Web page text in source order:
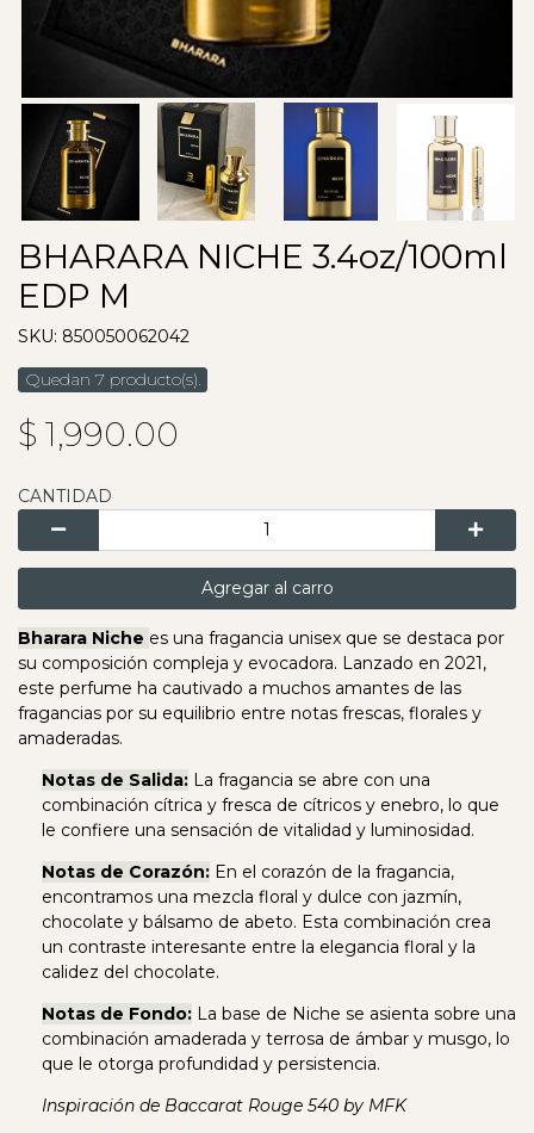
BHARARA NICHE 3.4oz/100ml
EDP M
SKU: 850050062042
Quedan 7 producto(s).
$ 1,990.00
CANTIDAD
Agregar al carro
Bharara Niche es una fragancia unisex que se destaca por
su composición compleja y evocadora. Lanzado en 2021,
este perfume ha cautivado a muchos amantes de las
fragancias por su equilibrio entre notas frescas, florales y
amaderadas.
Notas de Salida: La fragancia se abre con una
combinación cítrica y fresca de cítricos y enebro, lo que
le confiere una sensación de vitalidad y luminosidad.
Notas de Corazón: En el corazón de la fragancia,
encontramos una mezcla floral y dulce con jazmín,
chocolate y bálsamo de abeto. Esta combinación crea
un contraste interesante entre la elegancia floral y la
calidez del chocolate.
Notas de Fondo: La base de Niche se asienta sobre una
combinación amaderada y terrosa de ámbar y musgo, lo
que le otorga profundidad y persistencia.
Inspiración de Baccarat Rouge 540 by MFK